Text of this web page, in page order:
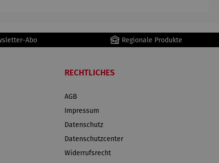
Abo Regionale Produkte
RECHTLICHES
AGB
Impressum
Datenschutz
Datenschutzcenter
Widerrufsrecht